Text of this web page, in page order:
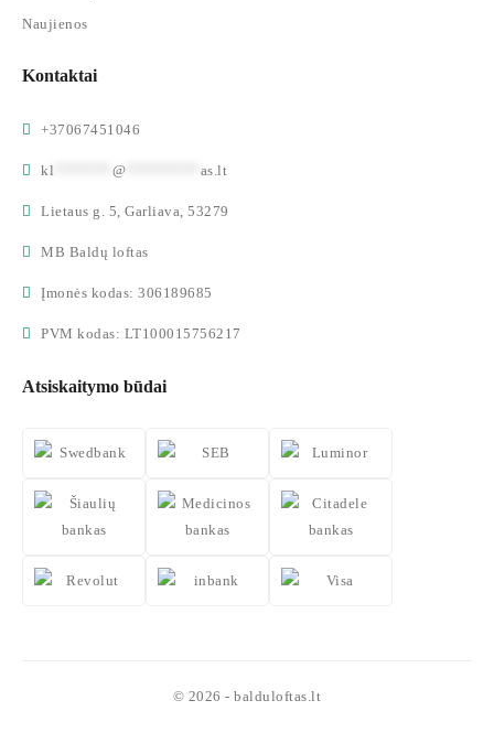
Naujienos
Kontaktai
+37067451046
kl @ as.lt
Lietaus g. 5, Garliava, 53279
MB Baldų loftas
Įmonės kodas: 306189685
PVM kodas: LT100015756217
Atsiskaitymo būdai
© 2026 - balduloftas.lt